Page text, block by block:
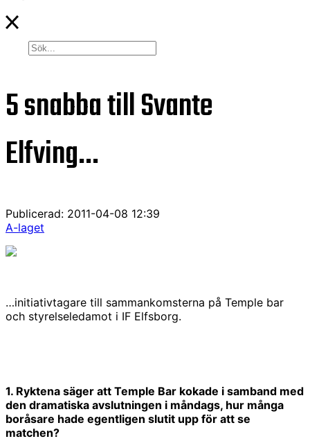
5 snabba till Svante
Elfving…
Publicerad: 2011-04-08 12:39
A-laget
…initiativtagare till sammankomsterna på Temple bar
och styrelseledamot i IF Elfsborg.
1. Ryktena säger att Temple Bar kokade i samband med
den dramatiska avslutningen i måndags, hur många
boråsare hade egentligen slutit upp för att se
matchen?